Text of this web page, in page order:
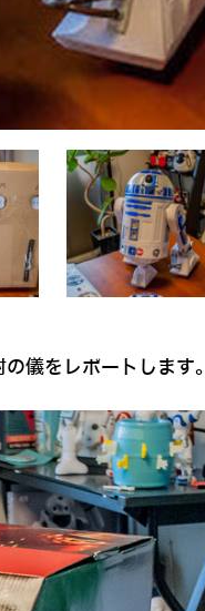
儀をレポートします。